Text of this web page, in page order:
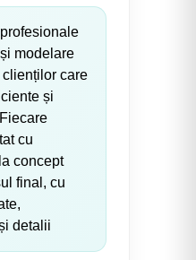
modelare
care
și
cu
concept
final, cu
detalii